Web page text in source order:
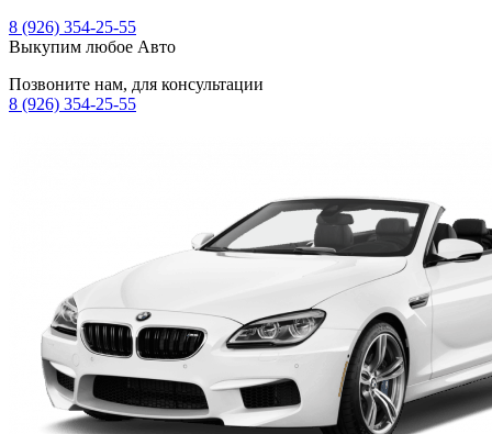
8 (926) 354-25-55
Выкупим любое Авто
Позвоните нам, для консультации
8 (926) 354-25-55